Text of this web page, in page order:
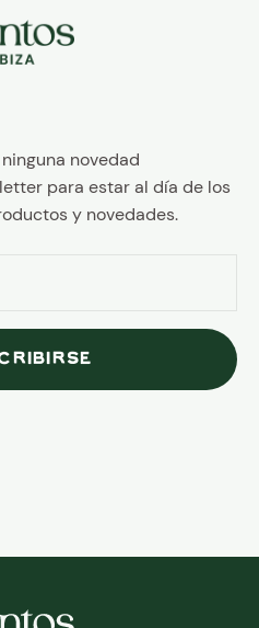
Ibiza
novedad
para estar al día de los
y novedades.